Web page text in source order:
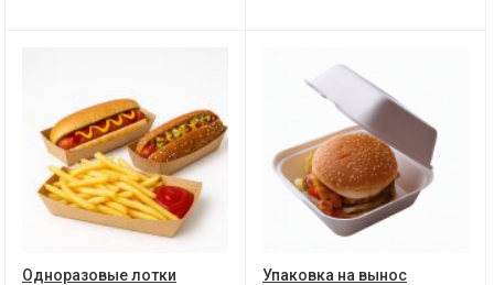
Одноразовые лотки Упаковка на вынос